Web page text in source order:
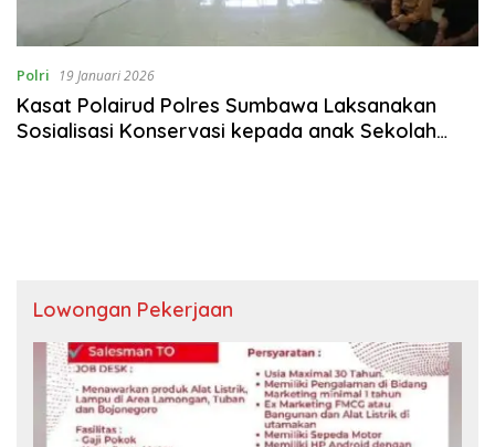
Polri 19 Januari 2026
Kasat Polairud Polres Sumbawa Laksanakan
Sosialisasi Konservasi kepada anak Sekolah
Lowongan Pekerjaan